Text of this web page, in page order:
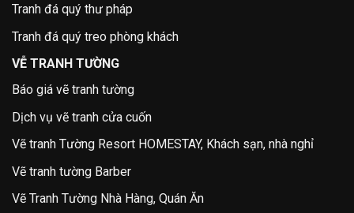
Tranh đá quý thư pháp
Tranh đá quý treo phòng khách
VỄ TRANH TƯỜNG
Báo giá vẽ tranh tường
Dịch vụ vẽ tranh cửa cuốn
Vẽ tranh Tường Resort HOMESTAY, Khách sạn, nhà nghỉ
Vẽ tranh tường Barber
Vẽ Tranh Tường Nhà Hàng, Quán Ăn